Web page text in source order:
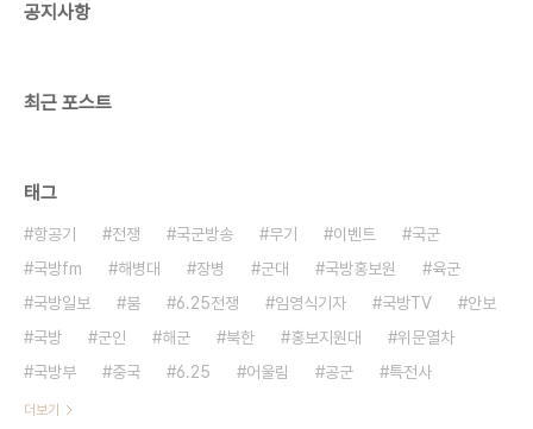
공지사항
최근 포스트
태그
항공기 전쟁 국군방송 무기 이벤트
국군
국방fm
해병대 장병 군대 국방홍보원
육군
국방일보
붐 6.25전쟁 임영식기자 국방TV
안보
국방
군인 해군 북한 홍보지원대
위문열차
국방부
중국 6.25 어울림 공군 특전사
더보기